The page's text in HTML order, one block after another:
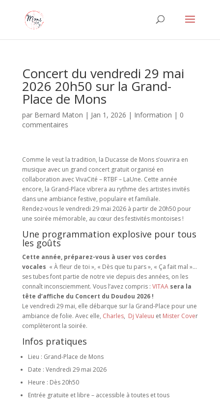
Concert du vendredi 29 mai
2026 20h50 sur la Grand-
Place de Mons
par Bernard Maton | Jan 1, 2026 | Information | 0
commentaires
Comme le veut la tradition, la Ducasse de Mons s’ouvrira en
musique avec un grand concert gratuit organisé en
collaboration avec VivaCité – RTBF – LaUne. Cette année
encore, la Grand-Place vibrera au rythme des artistes invités
dans une ambiance festive, populaire et familiale.
Rendez-vous le vendredi 29 mai 2026 à partir de 20h50 pour
une soirée mémorable, au cœur des festivités montoises !
Une programmation explosive pour tous
les goûts
Cette année, préparez-vous à user vos cordes
vocales « À fleur de toi », « Dès que tu pars », « Ça fait mal »…
ses tubes font partie de notre vie depuis des années, on les
connaît inconsciemment. Vous l’avez compris : VITAAsera la
tête d’affiche du Concert du Doudou 2026 !
Le vendredi 29 mai, elle débarque sur la Grand-Place pour une
ambiance de folie. Avec elle, Charles, Dj Valeuu et Mister Cover
complèteront la soirée.
Infos pratiques
Lieu : Grand-Place de Mons
Date : Vendredi 29 mai 2026
Heure : Dès 20h50
Entrée gratuite et libre – accessible à toutes et tous